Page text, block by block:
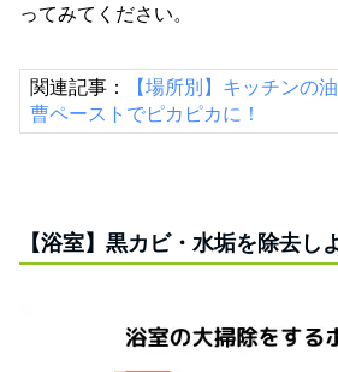
ってみてください。
関連記事：
【場所別】キッチンの
曹ペーストでピカピカに！
【浴室】黒カビ・水垢を除去し